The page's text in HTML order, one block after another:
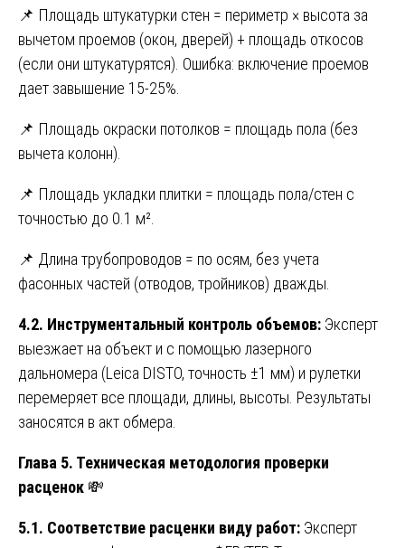
📌 Площадь штукатурки стен = периметр × высота за
вычетом проемов (окон, дверей) + площадь откосов
(если они штукатурятся). Ошибка: включение проемов
дает завышение 15-25%.
📌 Площадь окраски потолков = площадь пола (без
вычета колонн).
📌 Площадь укладки плитки = площадь пола/стен с
точностью до 0.1 м².
📌 Длина трубопроводов = по осям, без учета
фасонных частей (отводов, тройников) дважды.
4.2. Инструментальный контроль объемов: Эксперт
выезжает на объект и с помощью лазерного
дальномера (Leica DISTO, точность ±1 мм) и рулетки
перемеряет все площади, длины, высоты. Результаты
заносятся в акт обмера.
Глава 5. Техническая методология проверки
расценок 💸
5.1. Соответствие расценки виду работ: Эксперт